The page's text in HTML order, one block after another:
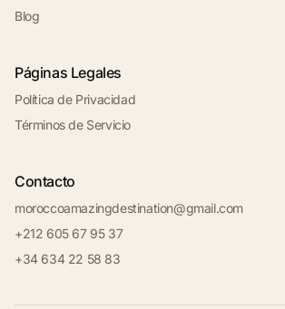
Blog
Páginas Legales
Política de Privacidad
Términos de Servicio
Contacto
moroccoamazingdestination@gmail.com
+212 605 67 95 37
+34 634 22 58 83